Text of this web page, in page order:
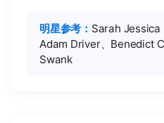
明星参考： Sarah Jessica
Adam Driver、Benedict
Swank